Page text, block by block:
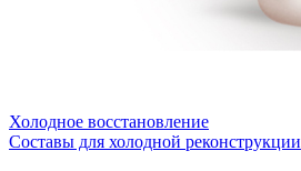
Холодное восстановление
Составы для холодной реконструкции